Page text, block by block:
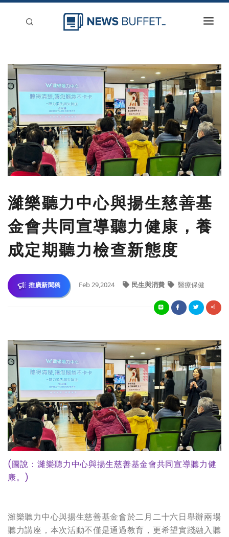
新聞稿分類
濰樂聽力中心與揚生慈善基
金會共同宣導聽力健康，養
成定期聽力檢查新態度
推廣新聞稿 Feb 29,2024 民生與消費 醫療保健
(圖說：濰樂聽力中心與揚生慈善基金會共同宣導聽力健
康。)
濰樂聽力中心與揚生慈善基金會於二月二十六日舉辦兩場
聽力講座，本次活動不僅是通過教育，更希望實踐融入聽